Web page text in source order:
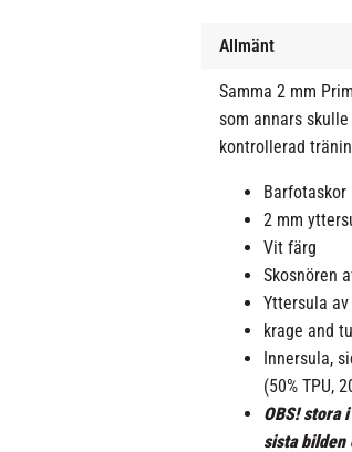
Allmänt
Samma 2 mm
som annars
kontrollerad
2 mm
Vit färg
Skosnören
Yttersula
krage and
Innersula,
(50% TPU,
OBS! stora
sista bilden